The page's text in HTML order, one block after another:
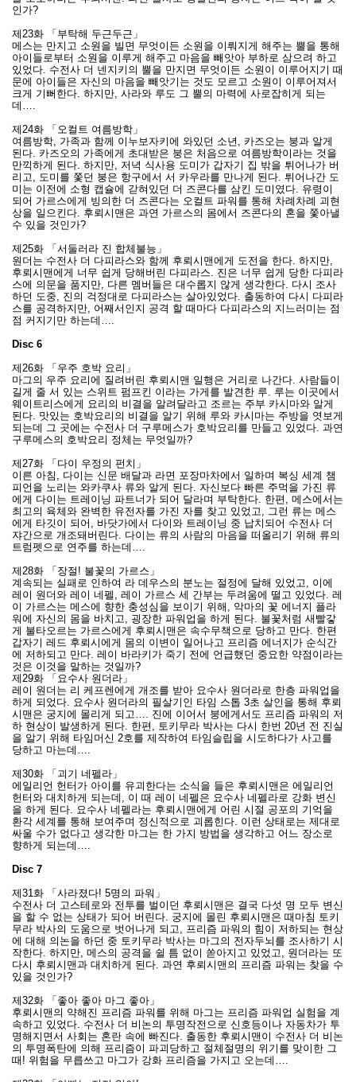
인가?
제23화 「부탁해 두근두근」
메스는 만지고 소원을 빌면 무엇이든 소원을 이뤄지게 해주는 뿔을 통해
아이들로부터 소원을 이루게 해주고 마음을 빼앗아 부하로 삼으려 하고
있었다. 수전사 더 넨지키의 뿔을 만지면 무엇이든 소원이 이루어지기 때
문에 아이들은 자신의 마음을 빼앗기는 것도 모르고 소원이 이루어져서
크게 기뻐한다. 하지만, 사라와 루도 그 뿔의 마력에 사로잡히게 되는
데….
제24화 「오컬트 여름방학」
여름방학, 가족과 함께 이누보자키에 와있던 소년, 카즈오는 붕과 알게
된다. 카즈오의 가족에게 초대받은 붕은 처음으로 여름방학이라는 것을
만끽하게 된다. 하지만, 저녁 식사용 도미가 갑자기 집 밖을 튀어나가 버
리고, 도미를 쫓던 붕은 항구에서 서 카우라를 만나게 된다. 튀어나간 도
미는 이전에 소형 캡슐에 갇혀있던 더 즈콘다를 삼킨 도미였다. 유령이
되어 가르스에게 빙의한 더 즈콘다는 오컬트 파워를 통해 차례차례 괴현
상을 일으킨다. 후뢰시맨은 과연 가르스의 몸에서 즈콘다의 혼을 쫓아낼
수 있을 것인가?
제25화 「서둘러라 진 합체불능」
원더는 수전사 더 다피라스와 함께 후뢰시맨에게 도전을 한다. 하지만,
후뢰시맨에게 너무 쉽게 당해버린 다피라스. 진은 너무 쉽게 당한 다피라
스에 의문을 품지만, 다른 멤버들은 대수롭지 않게 생각한다. 다시 조사
하던 도중, 진의 걱정대로 다피라스는 살아있었다. 출동하여 다시 다피라
스를 공격하지만, 어째서인지 공격 할 때마다 다피라스의 지느러미는 점
점 커지기만 하는데….
Disc 6
제26화 「우주 호박 요리」
마그의 우주 요리에 질려버린 후뢰시맨 일행은 거리로 나간다. 사람들이
길게 줄 서 있는 스위트 펌프킨 이라는 가게를 발견한 루. 루는 이곳에서
웨이트리스에게 요리의 비결을 알려달라고 조르는 주부 카시마와 알게
된다. 맛있는 호박요리의 비결을 알기 위해 루와 카시마는 주방을 엿보게
되는데 그 곳에는 수전사 더 구루메스가 호박요리를 만들고 있었다. 과연
구루메스의 호박요리 정체는 무엇일까?
제27화 「다이 우정의 펀치」
이른 아침, 다이는 신문 배달과 라면 포장마차에서 일하며 복싱 세계 챔
피언을 노리는 와카쿠사 류와 알게 된다. 자신보다 빠른 주먹을 가진 류
에게 다이는 트레이닝 파트너가 되어 달라며 부탁한다. 한편, 메스에서는
최고의 육체와 완벽한 유전자를 가진 자를 찾고 있었고, 그런 류는 메스
에게 타깃이 되어, 바닷가에서 다이와 트레이닝 중 납치되어 수전사 더
쟈간으로 개조돼버린다. 다이는 류의 사람의 마음을 떠올리기 위해 류의
트럼펫으로 연주를 하는데….
제28화 「장절! 불꽃의 가르스」
계속되는 실패로 인하여 라 데우스의 분노는 절정에 달해 있었고, 이에
레이 원더와 레이 네펠, 레이 가르스 세 간부는 두려움에 떨고 있었다. 레
이 가르스는 메스에 향한 충성심을 보이기 위해, 악마의 꽃 에너지 플라
워에 자신의 몸을 바치고, 굉장한 파워업을 하게 된다. 불꽃처럼 새빨갛
게 불타오르는 가르스에게 후뢰시맨은 속수무책으로 당하고 만다. 한편
갑자기 레드 후뢰시에게 몸의 이변이 일어나고 프리즘 에너지가 순식간
에 저하되고 만다. 레이 바라키가 죽기 전에 언급했던 중요한 약점이라는
것은 이것을 말하는 것일까?
제29화 「요수사 원더라」
레이 원더는 리 케프렌에게 개조를 받아 요수사 원더라로 한층 파워업을
하게 되었다. 요수사 원더라의 필살기인 타임 스톱 3초 살인을 통해 후뢰
시맨은 궁지에 몰리게 되고…. 진에 이어서 붕에게서도 프리즘 파워의 저
하 현상이 발생하게 된다. 한편, 토키무라 박사는 다시 한번 20년 전 진실
을 알기 위해 타임머신 2호를 제작하여 타임슬립을 시도하다가 사고를
당하고 마는데….
제30화 「괴기 네펠라」
에일리언 헌터가 아이를 유괴한다는 소식을 들은 후뢰시맨은 에일리언
헌터와 대치하게 되는데, 이 때 레이 네펠은 요수사 네펠라로 강화 변신
을 하게 된다. 요수사 네펠라는 후뢰시맨에게 어린 시절 공포의 기억을
환각 세계를 통해 보여주며 정신적으로 괴롭힌다. 이런 상태로는 제대로
싸울 수가 없다고 생각한 마그는 한 가지 방법을 생각하고 어느 장소로
향하게 되는데….
Disc 7
제31화 「사라졌다! 5명의 파워」
수전사 더 고스테로와 전투를 벌이던 후뢰시맨은 결국 다섯 명 모두 변신
을 할 수 없는 상태가 되어 버린다. 궁지에 몰린 후뢰시맨은 때마침 토키
무라 박사의 도움으로 벗어나게 되고, 프리즘 파워의 힘이 저하되는 현상
에 대해 의논을 하던 중 토키무라 박사는 마그의 전자두뇌를 조사하기 시
작한다. 하지만, 메스의 공격을 쉴 틈 없이 쏟아지고 있었고, 원더라는 또
다시 후뢰시맨과 대치하게 된다. 과연 후뢰시맨의 프리즘 파워는 찾을 수
있을 것인가?
제32화 「좋아 좋아 마그 좋아」
후뢰시맨의 약해진 프리즘 파워를 위해 마그는 프리즘 파워업 실험을 계
속하고 있었다. 수전사 더 비논의 투명작전으로 신호등이나 자동차가 투
명해지면서 사회는 혼란 속에 빠진다. 출동한 후뢰시맨이 수전사 더 비논
의 투명폭탄에 의해 프리즘이 파괴당하고 절체절명의 위기를 맞이한 그
때! 위험을 무릅쓰고 마그가 강화 프리즘을 가지고 오는데….